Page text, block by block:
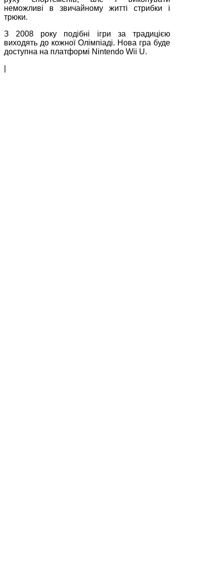
неможливі в звичайному житті стрибки і
трюки.
З 2008 року подібні ігри за традицією
виходять до кожної Олімпіаді. Нова гра буде
доступна на платформі Nintendo Wii U.